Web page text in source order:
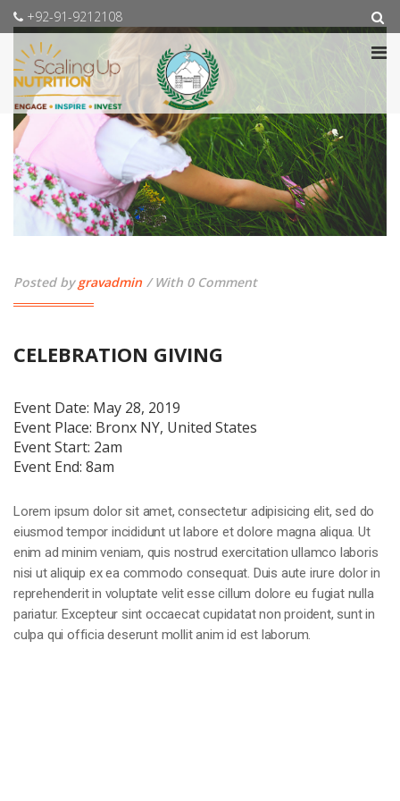
+92-91-9212108
Posted bygravadmin With 0 Comment
CELEBRATION GIVING
Event Date: May 28, 2019
Event Place: Bronx NY, United States
Event Start: 2am
Event End: 8am
Lorem ipsum dolor sit amet, consectetur adipisicing elit, sed do
eiusmod tempor incididunt ut labore et dolore magna aliqua. Ut
enim ad minim veniam, quis nostrud exercitation ullamco laboris
nisi ut aliquip ex ea commodo consequat. Duis aute irure dolor in
reprehenderit in voluptate velit esse cillum dolore eu fugiat nulla
pariatur. Excepteur sint occaecat cupidatat non proident, sunt in
culpa qui officia deserunt mollit anim id est laborum.